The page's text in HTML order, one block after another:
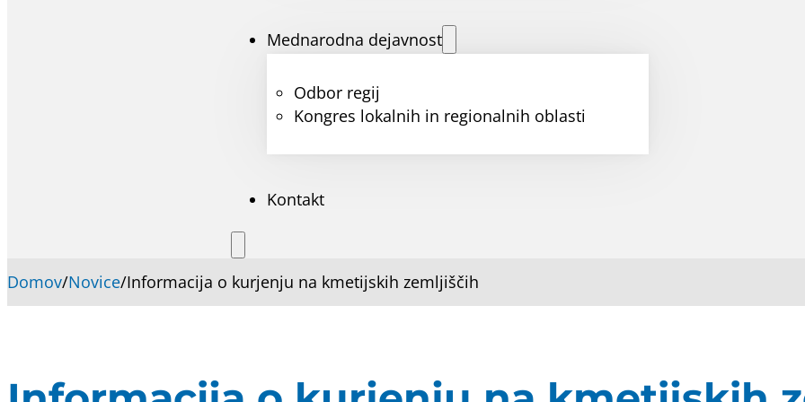
Mednarodna dejavnost
Odbor regij
Kongres lokalnih in regionalnih oblasti
Kontakt
Domov/Novice/Informacija o kurjenju na kmetijskih zemljiščih